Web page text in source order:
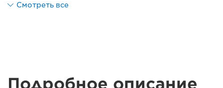
Смотреть все
Подробное описание